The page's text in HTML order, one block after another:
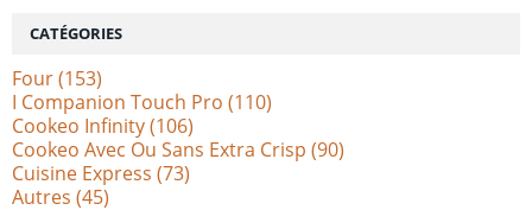
CATÉGORIES
Four(153)
I Companion Touch Pro (110)
Cookeo Infinity(106)
Cookeo Avec Ou Sans Extra Crisp (90)
Cuisine Express (73)
Autres (45)